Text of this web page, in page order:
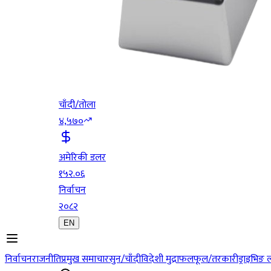
चाँदी/तोला
४,५७०
अमेरिकी डलर
१५२.०६
निर्वाचन
२०८२
EN
निर्वाचनराजनीतिप्रमुख समाचारसुन/चाँदीविदेशी मुद्राफलफूल/तरकारी